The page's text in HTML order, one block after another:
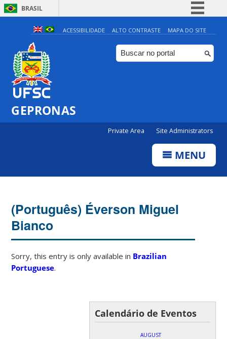
BRASIL
Simplifique!
Comunica BR
Participe
ACESSIBILIDADE ALTO CONTRASTE MAPA DO SITE
GEPRONAS
Private Area Site Administrators
MENU
(Português) Éverson Miguel
Bianco
Sorry, this entry is only available in Brazilian
Portuguese.
Calendário de Eventos
AUGUST